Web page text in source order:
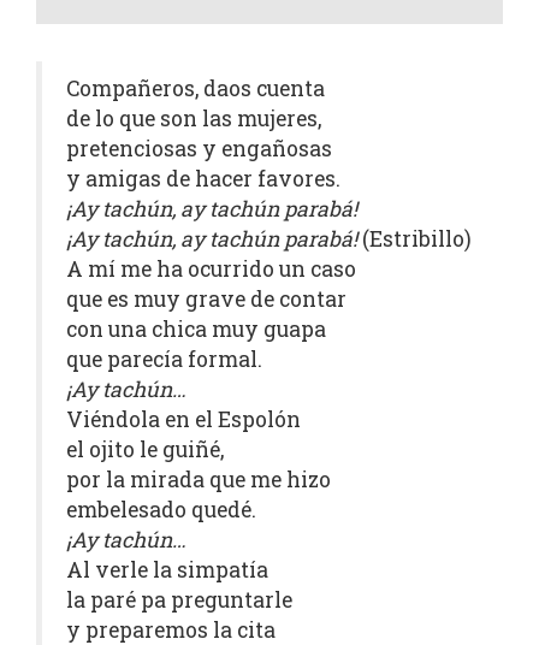
Compañeros, daos cuenta
de lo que son las mujeres,
pretenciosas y engañosas
y amigas de hacer favores.
¡Ay tachún, ay tachún parabá!
¡Ay tachún, ay tachún parabá!(Estribillo)
A mí me ha ocurrido un caso
que es muy grave de contar
con una chica muy guapa
que parecía formal.
¡Ay tachún…
Viéndola en el Espolón
el ojito le guiñé,
por la mirada que me hizo
embelesado quedé.
¡Ay tachún…
Al verle la simpatía
la paré pa preguntarle
y preparemos la cita